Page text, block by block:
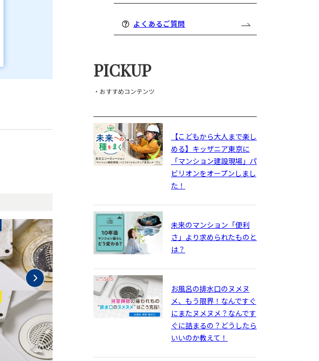
鏡
よくあるご質問
PICKUP
・おすすめコンテンツ
【こどもから大人まで楽し
める】キッザニア東京に
「マンション建設現場」パ
ビリオンをオープンしまし
た！
未来のマンション「便利
さ」より求められたものと
は？
お風呂の排水口のヌメヌ
メ、もう限界！なんですぐ
にまたヌメヌメ？なんです
ぐに詰まるの？どうしたら
いいのか教えて！